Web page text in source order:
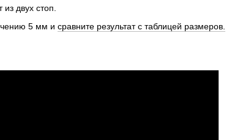
двух стоп.
5 мм и сравните результат с таблицей размеров.